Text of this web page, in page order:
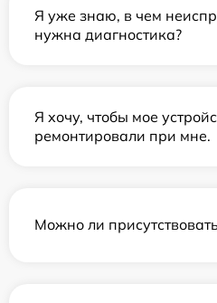
Я уже знаю, в чем
нужна диагностика?
Я хочу, чтобы мое
ремонтировали при мне.
Можно ли